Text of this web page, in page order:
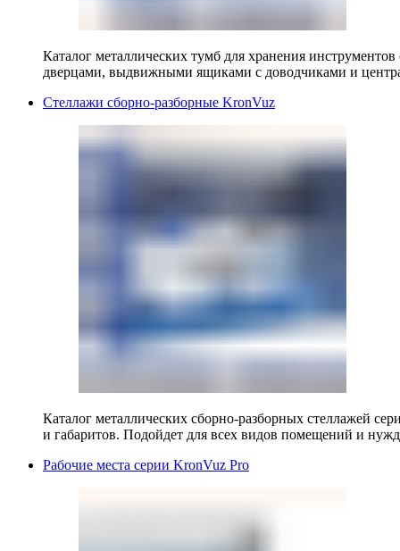
Каталог металлических тумб для хранения
дверцами, выдвижными ящиками с доводчиками и
Стеллажи сборно-разборные KronVuz
Каталог металлических сборно-разборных стеллажей
и габаритов. Подойдет для всех видов помещений и
Рабочие места серии KronVuz Pro